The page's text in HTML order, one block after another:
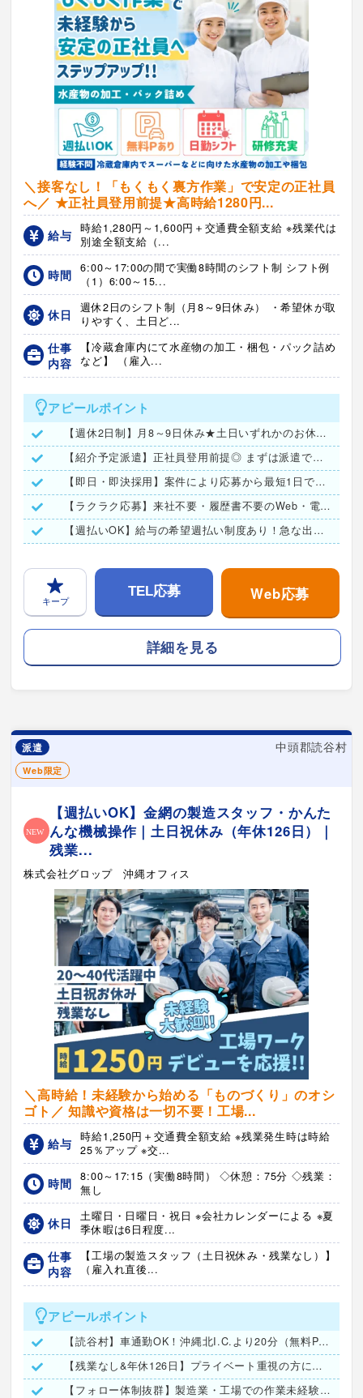
＼接客なし！「もくもく裏方作業」で安定の正社員
へ／ ★正社員登用前提★高時給1280円...
給与
時給1,280円～1,600円＋交通費全額支給 ※残業代は
別途全額支給（...
時間
6:00～17:00の間で実働8時間のシフト制 シフト例
（1）6:00～15...
休日
週休2日のシフト制（月8～9日休み） ・希望休が取
りやすく、土日ど...
仕事
内容
【冷蔵倉庫内にて水産物の加工・梱包・パック詰め
など】 （雇入...
アピールポイント
【週休2日制】月8～9日休み★土日いずれかのお休み相談OK！
【紹介予定派遣】正社員登用前提◎ まずは派遣でお試し勤務♪
【即日・即決採用】案件により応募から最短1日で結果をご連絡◎
【ラクラク応募】来社不要・履歴書不要のWeb・電話面接実施！
【週払いOK】給与の希望週払い制度あり！急な出費も安心★
キープ
TEL応募 Web応募
詳細を見る
派遣 中頭郡読谷村
Web限定
【週払いOK】金網の製造スタッフ・かんた
んな機械操作｜土日祝休み（年休126日）｜
残業...
株式会社グロップ 沖縄オフィス
＼高時給！未経験から始める「ものづくり」のオシ
ゴト／ 知識や資格は一切不要！工場...
給与
時給1,250円＋交通費全額支給 ※残業発生時は時給
25％アップ ※交...
時間
8:00～17:15（実働8時間） ◇休憩：75分 ◇残業：
無し
休日
土曜日・日曜日・祝日 ※会社カレンダーによる ※夏
季休暇は6日程度...
仕事
内容
【工場の製造スタッフ（土日祝休み・残業なし）】
（雇入れ直後...
アピールポイント
【読谷村】車通勤OK！沖縄北I.C.より20分（無料Pあり）
【残業なし&年休126日】プライベート重視の方にもオススメ！
【フォロー体制抜群】製造業・工場での作業未経験でも安心◎